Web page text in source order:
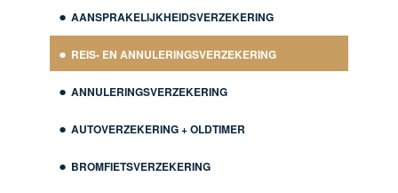
AANSPRAKELIJKHEIDSVERZEKERING
REIS- EN ANNULERINGSVERZEKERING
ANNULERINGSVERZEKERING
AUTOVERZEKERING + OLDTIMER
BROMFIETSVERZEKERING